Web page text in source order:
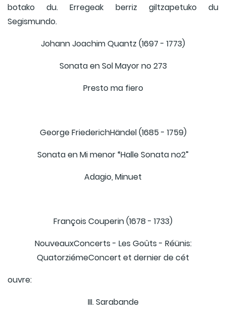
botako du. Erregeak berriz giltzapetuko du
Segismundo.
Johann Joachim Quantz (1697 - 1773)
Sonata en Sol Mayor no 273
Presto ma fiero
George FriederichHändel (1685 - 1759)
Sonata en Mi menor “Halle Sonata no2”
Adagio, Minuet
François Couperin (1678 - 1733)
NouveauxConcerts - Les Goûts - Réünis:
QuatorziémeConcert et dernier de cét
ouvre:
III. Sarabande